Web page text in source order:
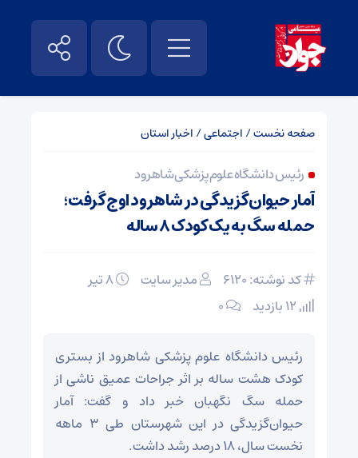
صفحه نخست/ اجتماعی/ اخبار استان
رئیس دانشگاه علوم پزشکی شاهرود
آمار حیوان‌گزیدگی در شاهرود اوج گرفت؛
حمله سگ به یک کودک ۸ ساله
کد نوشته: 6120 مدیر سایت
۰
رئیس دانشگاه علوم پزشکی شاهرود از بستری
کودک هشت ساله بر اثر جراحات عمیق ناشی از
حمله سگ نگهبان خبر داد و گفت: آمار
حیوان‌گزیدگی در این شهرستان طی ۳ ماهه
نخست سال، ۱۸ درصد رشد داشت.